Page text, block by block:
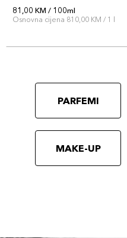
81,00 KM / 100ml
Osnovna cijena 810,00 KM / 1 l
PARFEMI
MAKE-UP